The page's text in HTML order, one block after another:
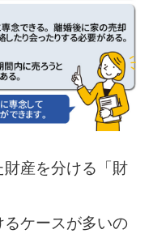
産を分ける「財
ケースが多いの